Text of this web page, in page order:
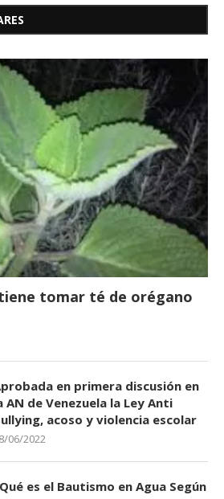
tomar té de orégano
en primera discusión en
AN de Venezuela la Ley Anti
acoso y violencia escolar
06/2022
es el Bautismo en Agua Según